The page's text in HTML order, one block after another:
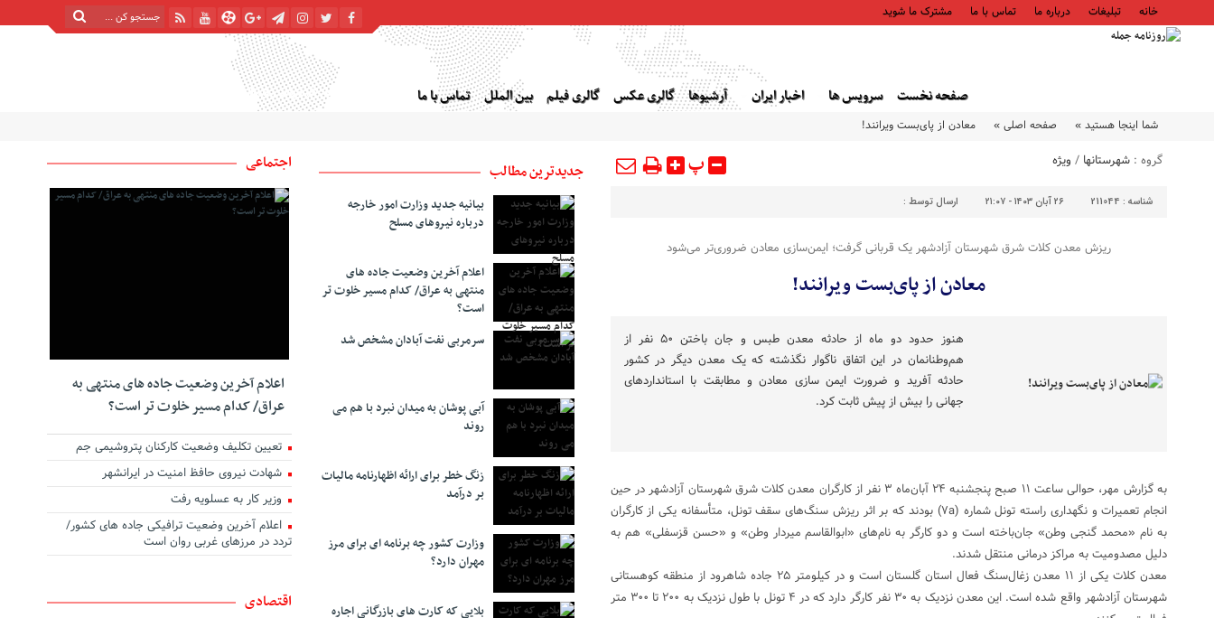
خانه تبلیغات درباره ما تماس با ما مشترک ما شوید
صفحه نخست سرویس ها اخبار ایران آرشیوها گالری عکس گالری فیلم بین الملل تماس با ما پنج شنبه, ۱۵ مرداد , ۱۴۰۵ | 22 صفر 1448
شما اینجا هستید » صفحه اصلی » معادن از پای‌بست ویرانند!
گروه : شهرستانها / ویژه پ
شناسه : 211044 ۲۶ آبان ۱۴۰۳ - ۲۱:۰۷ ارسال توسط :
ریزش معدن کلات شرق شهرستان آزادشهر یک قربانی گرفت؛ ایمن‌سازی معادن ضروری‌تر می‌شود
معادن از پای‌بست ویرانند!
هنوز حدود دو ماه از حادثه معدن طبس و جان باختن ۵۰ نفر از
هم‌وطنانمان در این اتفاق ناگوار نگذشته که یک معدن دیگر در کشور
حادثه آفرید و ضرورت ایمن سازی معادن و مطابقت با استانداردهای
جهانی را بیش از پیش ثابت کرد.
به گزارش مهر، حوالی ساعت ۱۱ صبح پنجشنبه ۲۴ آبان‌ماه ۳ نفر از کارگران معدن کلات شرق شهرستان آزادشهر در حین
انجام تعمیرات و نگهداری راسته تونل شماره (۷a) بودند که بر اثر ریزش سنگ‌های سقف تونل، متأسفانه یکی از کارگران
به نام «محمد گنجی وطن» جان‌باخته است و دو کارگر به نام‌های «ابوالقاسم میردار وطن» و «حسن قزسفلی» هم به
دلیل مصدومیت به مراکز درمانی منتقل شدند.
معدن کلات یکی از ۱۱ معدن زغال‌سنگ فعال استان گلستان است و در کیلومتر ۲۵ جاده شاهرود از منطقه کوهستانی
شهرستان آزادشهر واقع شده است. این معدن نزدیک به ۳۰ نفر کارگر دارد که در ۴ تونل با طول نزدیک به ۲۰۰ تا ۳۰۰ متر
جدیدترین مطالب
بیانیه جدید وزارت امور خارجه
درباره نیروهای مسلح
اعلام آخرین وضعیت جاده های
منتهی به عراق/ کدام مسیر خلوت تر
است؟
سرمربی نفت آبادان مشخص شد
آبی پوشان به میدان نبرد با هم می
روند
زنگ خطر برای ارائه اظهارنامه مالیات
بر درآمد
وزارت کشور چه برنامه ای برای مرز
مهران دارد؟
بلایی که کارت های بازرگانی اجاره
اجتماعی
اعلام آخرین وضعیت جاده های منتهی به
عراق/ کدام مسیر خلوت تر است؟
تعیین تکلیف وضعیت کارکنان پتروشیمی جم
شهادت نیروی حافظ امنیت در ایرانشهر
وزیر کار به عسلویه رفت
اعلام آخرین وضعیت ترافیکی جاده های کشور/
تردد در مرزهای غربی روان است
اقتصادی